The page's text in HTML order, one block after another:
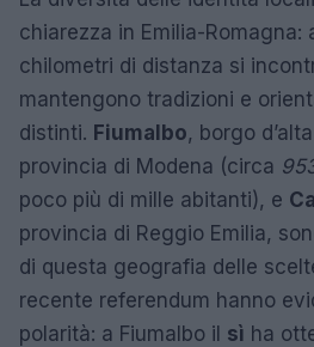
chiarezza in Emilia-Romagna:
chilometri di distanza si
mantengono tradizioni e
distinti. Fiumalbo, borgo
provincia di Modena (circa
poco più di mille abitanti), e
provincia di Reggio Emilia,
di questa geografia delle
recente referendum hanno
polarità: a Fiumalbo il sì ha